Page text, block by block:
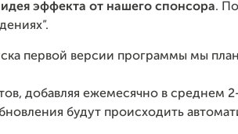
эффекта от нашего спонсора.
первой версии программы мы
добавляя ежемесячно в среднем
будут происходить